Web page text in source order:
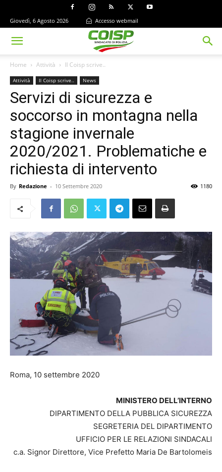
Giovedì, 6 Agosto 2026 Accesso webmail
Home Attività Il Coisp scrive..
Attività Il Coisp scrive.. News
Servizi di sicurezza e
soccorso in montagna nella
stagione invernale
2020/2021. Problematiche e
richiesta di intervento
By Redazione - 10 Settembre 2020 1180
Roma, 10 settembre 2020
MINISTERO DELL’INTERNO
DIPARTIMENTO DELLA PUBBLICA SICUREZZA
SEGRETERIA DEL DIPARTIMENTO
UFFICIO PER LE RELAZIONI SINDACALI
c.a. Signor Direttore, Vice Prefetto Maria De Bartolomeis